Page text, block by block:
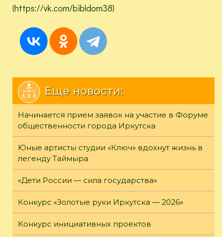
(https://vk.com/bibldom38)
Еще новости:
Начинается прием заявок на участие в Форуме
общественности города Иркутска
Юные артисты студии «Ключ» вдохнут жизнь в
легенду Таймыра
«Дети России — сила государства»
Конкурс «Золотые руки Иркутска — 2026»
Конкурс инициативных проектов